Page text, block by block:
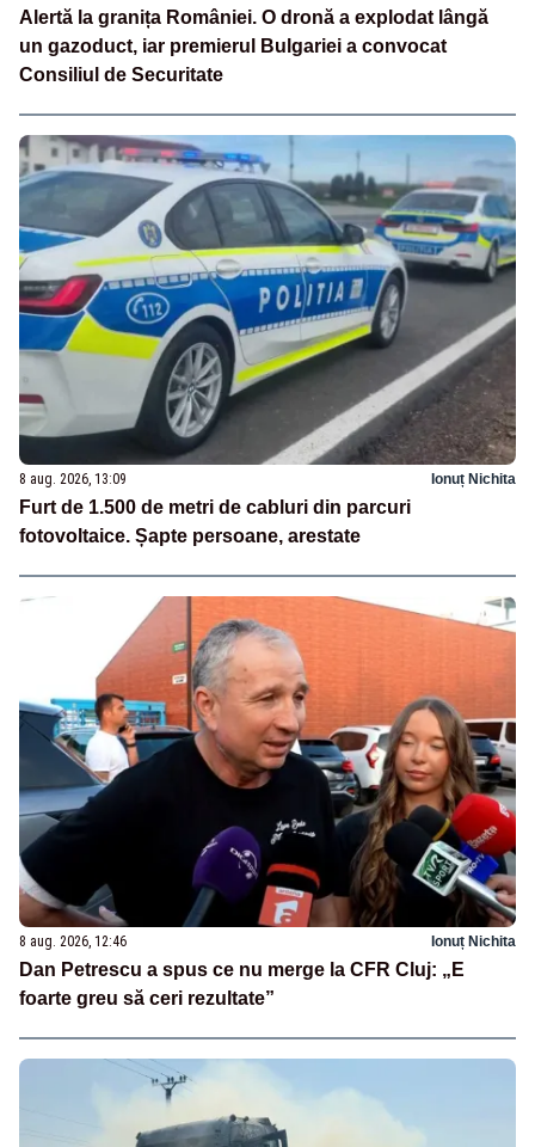
Alertă la granița României. O dronă a explodat lângă
un gazoduct, iar premierul Bulgariei a convocat
Consiliul de Securitate
8 aug. 2026, 13:09 Ionuț Nichita
Furt de 1.500 de metri de cabluri din parcuri
fotovoltaice. Șapte persoane, arestate
8 aug. 2026, 12:46 Ionuț Nichita
Dan Petrescu a spus ce nu merge la CFR Cluj: „E
foarte greu să ceri rezultate”